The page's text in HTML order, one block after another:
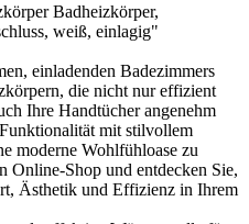
Badheizkörper,
weiß, einlagig"
einladenden Badezimmers
die nicht nur effizient
Ihre Handtücher angenehm
mit stilvollem
moderne Wohlfühloase zu
Online-Shop und entdecken Sie,
Ästhetik und Effizienz in Ihrem